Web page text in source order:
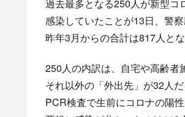
過去最多となる250人が新型コ
感染していたことが13日、警察
昨年3月からの合計は817人とな
250人の内訳は、自宅や高齢者
それ以外の「外出先」が32人だ
PCR検査で生前にコロナの陽